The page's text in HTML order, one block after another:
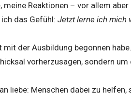
Reaktionen – vor allem
das Gefühl: Jetzt lerne ich mich
der Ausbildung begonnen
vorherzusagen, sondern um
liebe: Menschen dabei zu